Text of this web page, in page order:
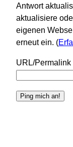
Antwort
aktualisiere
eigenen
erneut ein. (
URL/